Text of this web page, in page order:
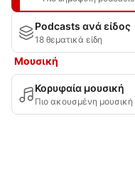
Podcasts ανά είδος
18 θεματικά είδη
Μουσική
Κορυφαία μουσική
Πιο ακουσμένη μουσική